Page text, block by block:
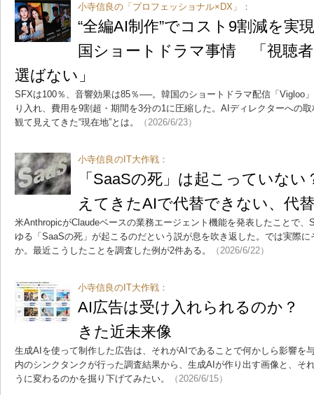
小寺信良の「プロフェッショナル×DX」：
“全編AI制作”でコスト9割減を実
国ショートドラマ事情 「視聴
選ばない」
SFXは100％、音響効果は85％──。韓国のショートドラマ配信「Vigloo
り入れ、費用を9割超・期間を3分の1に圧縮した。AIディレクターへの
観て見えてきた“現在地”とは。
（2026/6/23）
小寺信良のIT大作戦：
「SaaSの死」は起こっていな
えてきたAIで代替できない、代
米AnthropicがClaudeベースの業務エージェント機能を発表したことで
ゆる「SaaSの死」が起こるのだという説が息を吹き返した。では実際
か。最近こうしたことを調査した例が2件ある。
（2026/6/22）
小寺信良のIT大作戦：
AI広告は受け入れられるのか？
きた近未来像
生成AIを使って制作した広告は、それがAIであることで何かしら影響を
内のシンクタンクが行った調査結果から、生成AIが作り出す画像と、そ
うに変わるのかを掘り下げてみたい。
（2026/6/15）